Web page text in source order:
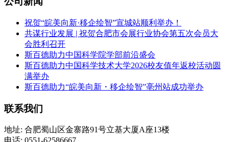
祝贺“皖美向新·移企绘智”宣城站顺利举办！
共谋行业发展 | 祝贺合肥市会展行业协会第五次会员大
会胜利召开
斯百德助力中国科学院学部前沿盛会
斯百德助力中国科学技术大学2026校友值年返校活动圆
满举办
斯百德助力“皖美向新・移企绘智”亳州站成功举办
联系我们
地址: 合肥蜀山区金寨路91号立基大厦A座13楼